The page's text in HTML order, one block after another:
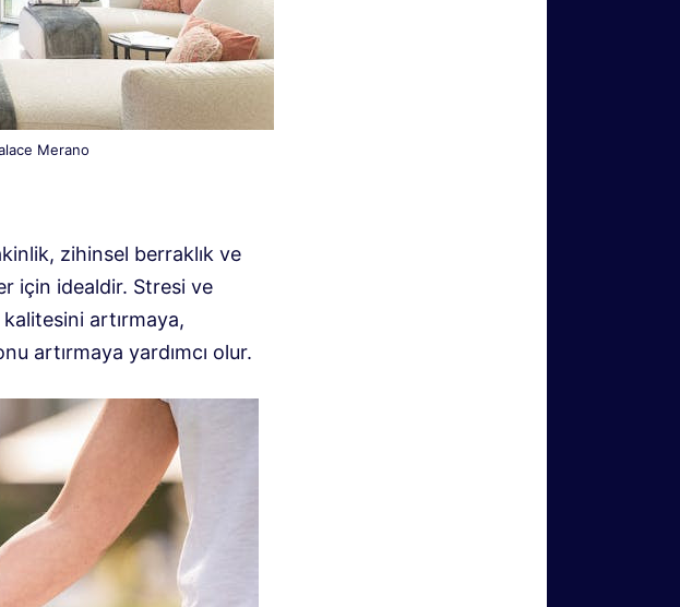
Merano
zihinsel berraklık ve
için idealdir. Stresi ve
artırmaya,
artırmaya yardımcı olur.